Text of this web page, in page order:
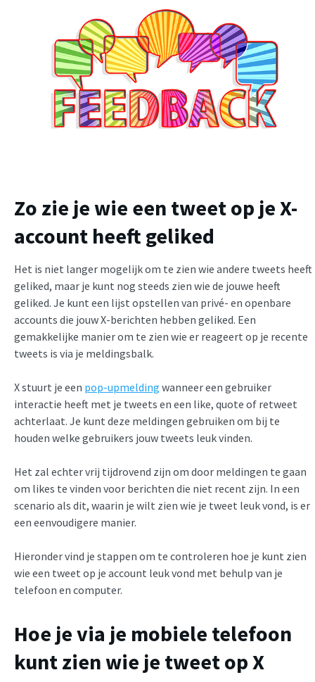
Zo zie je wie een tweet op je X-
account heeft geliked
Het is niet langer mogelijk om te zien wie andere tweets heeft
geliked, maar je kunt nog steeds zien wie de jouwe heeft
geliked. Je kunt een lijst opstellen van privé- en openbare
accounts die jouw X-berichten hebben geliked. Een
gemakkelijke manier om te zien wie er reageert op je recente
tweets is via je meldingsbalk.
X stuurt je een pop-upmelding wanneer een gebruiker
interactie heeft met je tweets en een like, quote of retweet
achterlaat. Je kunt deze meldingen gebruiken om bij te
houden welke gebruikers jouw tweets leuk vinden.
Het zal echter vrij tijdrovend zijn om door meldingen te gaan
om likes te vinden voor berichten die niet recent zijn. In een
scenario als dit, waarin je wilt zien wie je tweet leuk vond, is er
een eenvoudigere manier.
Hieronder vind je stappen om te controleren hoe je kunt zien
wie een tweet op je account leuk vond met behulp van je
telefoon en computer.
Hoe je via je mobiele telefoon
kunt zien wie je tweet op X